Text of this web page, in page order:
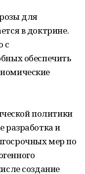
для
в доктрине.
с
обеспечить
политики
разработка и
мер по
создание